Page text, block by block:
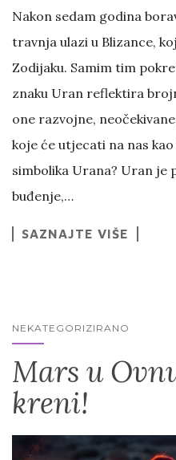
Nakon sedam godina
travnja ulazi u Blizance,
Zodijaku. Samim tim
znaku Uran reflektira
one razvojne,
koje će utjecati na nas
simbolika Urana? Uran je
buđenje,…
SAZNAJTE VIŠE
NEKATEGORIZIRANO
Mars u
kreni!